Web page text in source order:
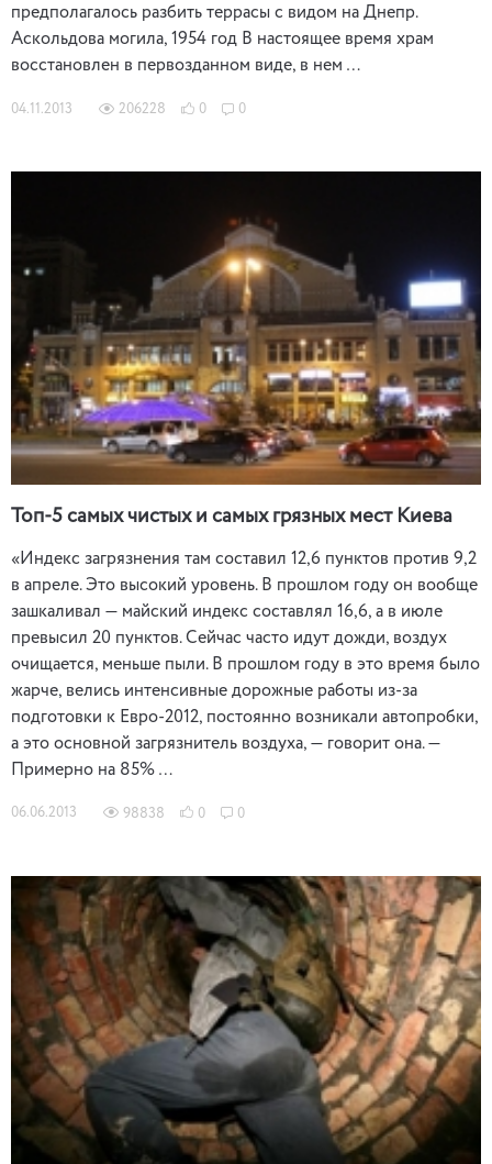
предполагалось разбить террасы с видом на Днепр.
Аскольдова могила, 1954 год В настоящее время храм
восстановлен в первозданном виде, в нем …
04.11.2013 206228 0 0
Топ-5 самых чистых и самых грязных мест Киева
«Индекс загрязнения там составил 12,6 пунктов против 9,2
в апреле. Это высокий уровень. В прошлом году он вообще
зашкаливал — майский индекс составлял 16,6, а в июле
превысил 20 пунктов. Сейчас часто идут дожди, воздух
очищается, меньше пыли. В прошлом году в это время было
жарче, велись интенсивные дорожные работы из-за
подготовки к Евро-2012, постоянно возникали автопробки,
а это основной загрязнитель воздуха, — говорит она. —
Примерно на 85% …
06.06.2013 98838 0 0